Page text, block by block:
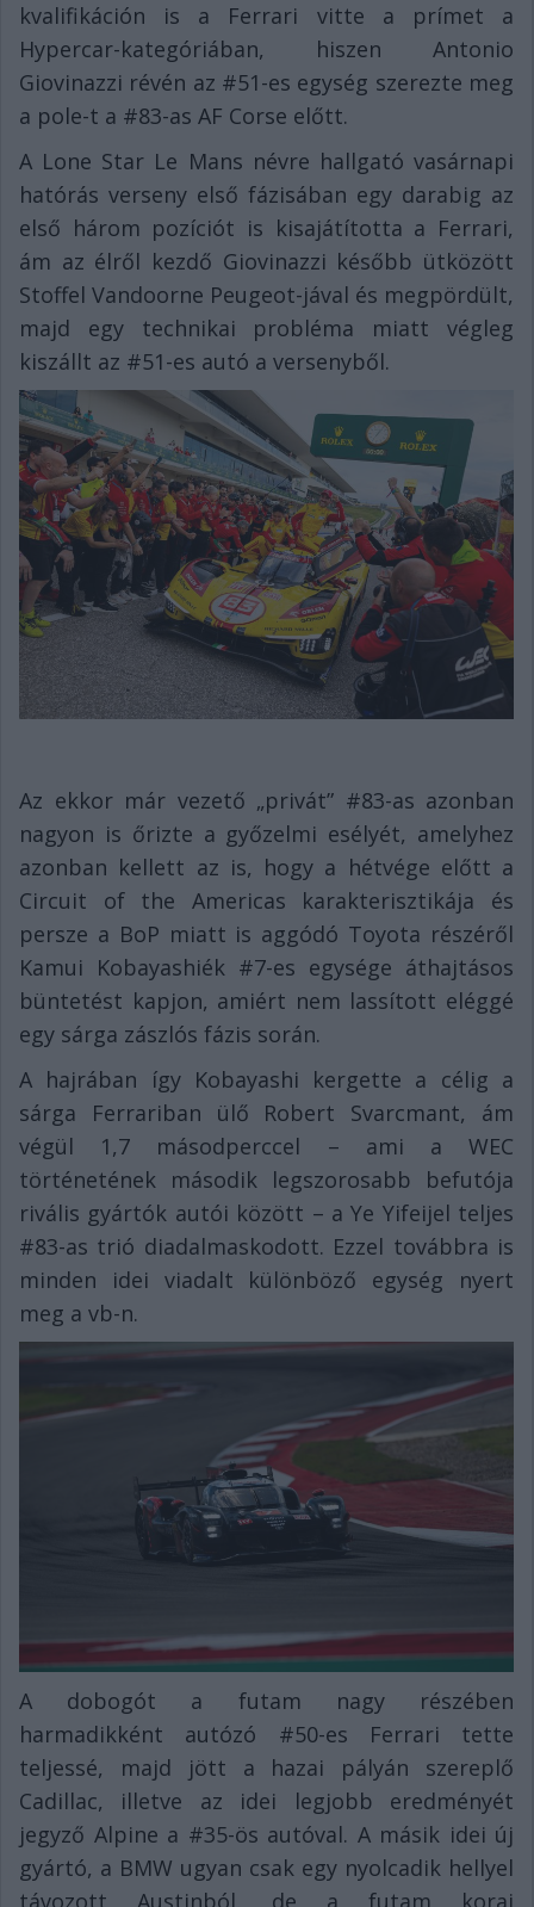
kvalifikáción is a Ferrari vitte a prímet a
Hypercar-kategóriában, hiszen Antonio
Giovinazzi révén az #51-es egység szerezte meg
a pole-t a #83-as AF Corse előtt.
A Lone Star Le Mans névre hallgató vasárnapi
hatórás verseny első fázisában egy darabig az
első három pozíciót is kisajátította a Ferrari,
ám az élről kezdő Giovinazzi később ütközött
Stoffel Vandoorne Peugeot-jával és megpördült,
majd egy technikai probléma miatt végleg
kiszállt az #51-es autó a versenyből.
Az ekkor már vezető „privát” #83-as azonban
nagyon is őrizte a győzelmi esélyét, amelyhez
azonban kellett az is, hogy a hétvége előtt a
Circuit of the Americas karakterisztikája és
persze a BoP miatt is aggódó Toyota részéről
Kamui Kobayashiék #7-es egysége áthajtásos
büntetést kapjon, amiért nem lassított eléggé
egy sárga zászlós fázis során.
A hajrában így Kobayashi kergette a célig a
sárga Ferrariban ülő Robert Svarcmant, ám
végül 1,7 másodperccel – ami a WEC
történetének második legszorosabb befutója
rivális gyártók autói között – a Ye Yifeijel teljes
#83-as trió diadalmaskodott. Ezzel továbbra is
minden idei viadalt különböző egység nyert
meg a vb-n.
A dobogót a futam nagy részében
harmadikként autózó #50-es Ferrari tette
teljessé, majd jött a hazai pályán szereplő
Cadillac, illetve az idei legjobb eredményét
jegyző Alpine a #35-ös autóval. A másik idei új
gyártó, a BMW ugyan csak egy nyolcadik hellyel
távozott Austinból, de a futam korai